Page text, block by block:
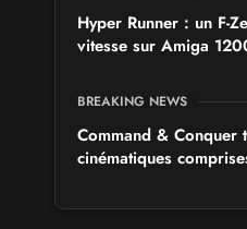
Hyper Runner : un F-
vitesse sur Amiga
BREAKING NEWS
Command & Conquer
cinématiques